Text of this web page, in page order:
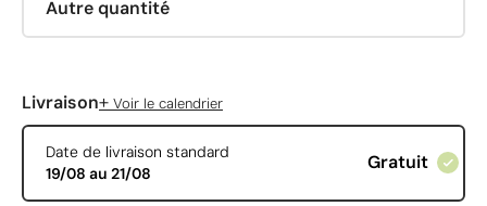
Autre quantité
Livraison+ Voir le calendrier
Date de livraison standard
19/08 au 21/08
Gratuit